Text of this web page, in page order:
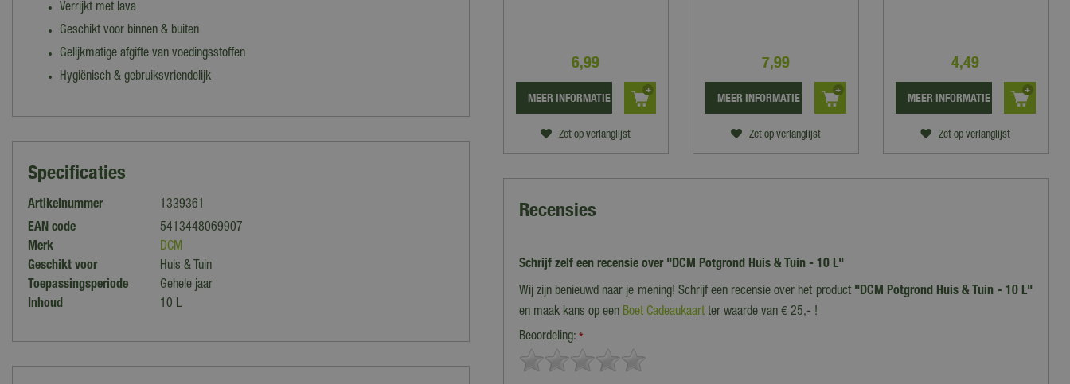
Verrijkt met lava
Geschikt voor binnen & buiten
Gelijkmatige afgifte van voedingsstoffen
Hygiënisch & gebruiksvriendelijk
Specificaties
Artikelnummer
1339361
EAN code
5413448069907
Merk
DCM
Geschikt voor
Huis & Tuin
Toepassingsperiode
Gehele jaar
Inhoud
10 L
6,99
Zet op verlanglijst
MEER INFORMATIE
7,99
Zet op verlanglijst
MEER INFORMATIE
4,49
Zet op verlanglijst
MEER INFORMATIE
Recensies
Schrijf zelf een recensie over "DCM Potgrond Huis & Tuin - 10 L"
Wij zijn benieuwd naar je mening! Schrijf een recensie over het product "DCM Potgrond Huis & Tuin - 10 L"
en maak kans op een Boet Cadeaukaartter waarde van € 25,- !
Beoordeling: *